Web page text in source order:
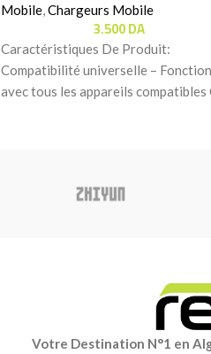
Mobile Chargeurs Mobile
3.500DA
Caractéristiques De Produit:
Compatibilité universelle –
avec tous les appareils compatibles
Votre Destination N°1 en